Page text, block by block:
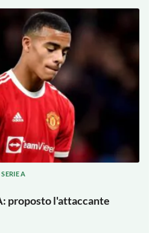
A
proposto l'attaccante